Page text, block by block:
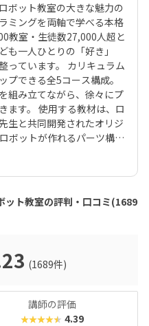
ボット教室の大きな魅力の
ミングを両軸で学べる本格
教室・生徒数27,000人超と
も一人ひとりの「好き」
っています。 カリキュラム
プできる全5コース構成。
組み立てながら、徐々にプ
ます。 使用する教材は、ロ
生と共同開発されたオリジ
ボットが作れるパーツ構成
す。 月2回の90分授業で
作」と、オリジナル改造
す設計。子どもたちは毎
きる仕組みになっていま
ロボットを動かす経験は、
なく、学ぶ楽しさそのも
ット教室の評判・口コミ(1689
(1689件)
講師の評価
★★★★★ 4.39